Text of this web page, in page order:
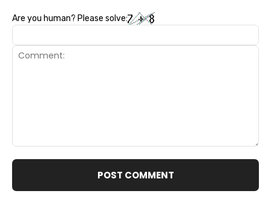
Are you human? Please solve: